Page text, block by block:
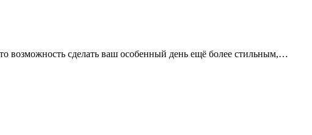
возможность сделать ваш особенный день ещё более стильным,…